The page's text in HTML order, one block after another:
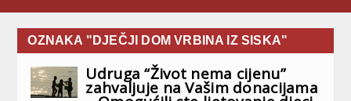
OZNAKA "DJEČJI DOM VRBINA IZ SISKA"
Udruga “Život nema cijenu”
zahvaljuje na Vašim donacijama